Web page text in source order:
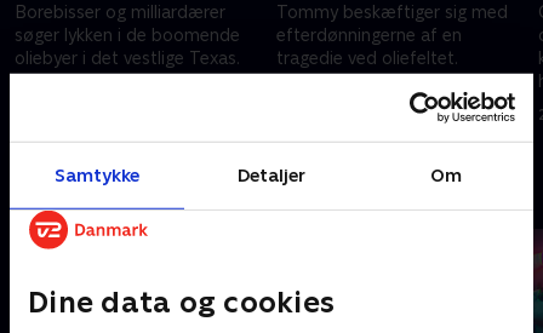
Samtykke Detaljer Om
Dine data og cookies
Borebisser og milliardærer
søger lykken i de boomende
oliebyer i det vestlige Texas.
Tommy beskæftiger sig med
efterdønningerne af en
tragedie ved oliefeltet.
da Ainsley flytter ind i
20. november 2024 • 52 min